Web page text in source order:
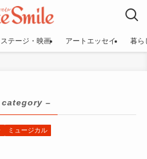
ステージ・映画 アートエッセイ 暮ら
category –
ミュージカル